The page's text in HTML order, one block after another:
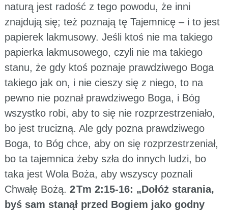
naturą jest radość z tego powodu, że inni
znajdują się; też poznają tę Tajemnicę – i to jest
papierek lakmusowy. Jeśli ktoś nie ma takiego
papierka lakmusowego, czyli nie ma takiego
stanu, że gdy ktoś poznaje prawdziwego Boga
takiego jak on, i nie cieszy się z niego, to na
pewno nie poznał prawdziwego Boga, i Bóg
wszystko robi, aby to się nie rozprzestrzeniało,
bo jest trucizną. Ale gdy pozna prawdziwego
Boga, to Bóg chce, aby on się rozprzestrzeniał,
bo ta tajemnica żeby szła do innych ludzi, bo
taka jest Wola Boża, aby wszyscy poznali
Chwałę Bożą. 2 Tm 2:15-16: „Dołóż starania,
byś sam stanął przed Bogiem jako godny